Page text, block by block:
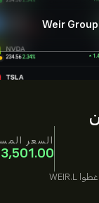
السعر
3,501.00
WEIR.L
Weir Group